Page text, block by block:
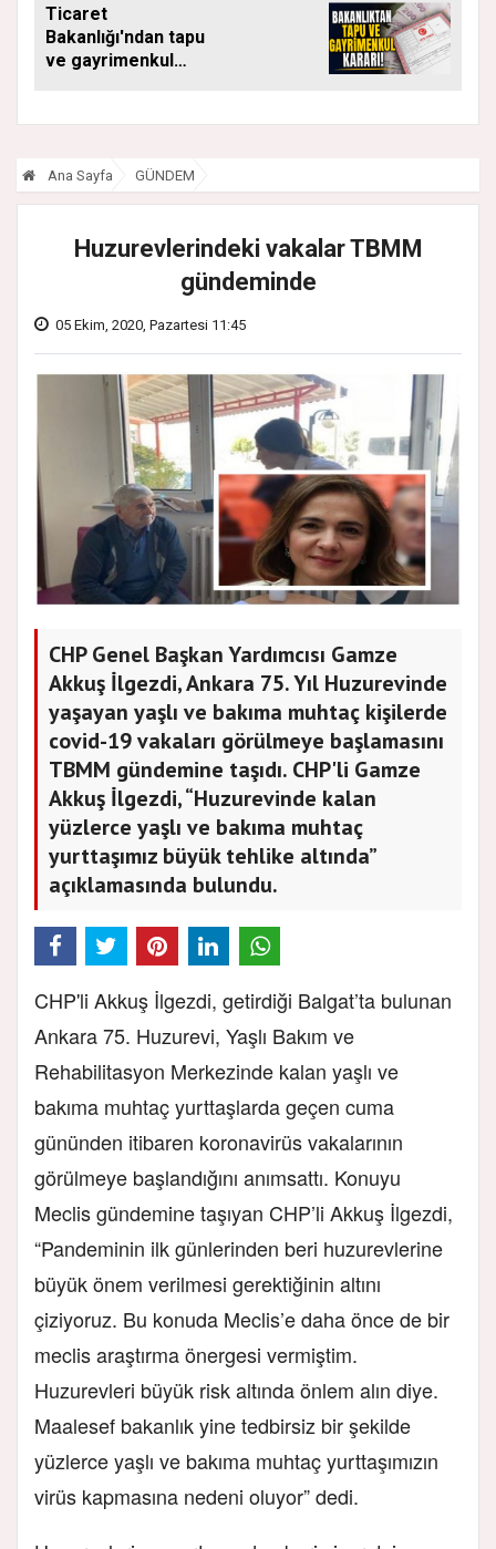
Ticaret
Bakanlığı'ndan tapu
ve gayrimenkul
yapamayacak
Ana Sayfa GÜNDEM
Huzurevlerindeki vakalar TBMM
gündeminde
05 Ekim, 2020, Pazartesi 11:45
CHP Genel Başkan Yardımcısı Gamze
Akkuş İlgezdi, Ankara 75. Yıl Huzurevinde
yaşayan yaşlı ve bakıma muhtaç kişilerde
covid-19 vakaları görülmeye başlamasını
TBMM gündemine taşıdı. CHP'li Gamze
Akkuş İlgezdi, “Huzurevinde kalan
yüzlerce yaşlı ve bakıma muhtaç
yurttaşımız büyük tehlike altında”
açıklamasında bulundu.
CHP'li Akkuş İlgezdi, getirdiği Balgat’ta bulunan
Ankara 75. Huzurevi, Yaşlı Bakım ve
Rehabilitasyon Merkezinde kalan yaşlı ve
bakıma muhtaç yurttaşlarda geçen cuma
gününden itibaren koronavirüs vakalarının
görülmeye başlandığını anımsattı. Konuyu
Meclis gündemine taşıyan CHP’li Akkuş İlgezdi,
“Pandeminin ilk günlerinden beri huzurevlerine
büyük önem verilmesi gerektiğinin altını
çiziyoruz. Bu konuda Meclis’e daha önce de bir
meclis araştırma önergesi vermiştim.
Huzurevleri büyük risk altında önlem alın diye.
Maalesef bakanlık yine tedbirsiz bir şekilde
yüzlerce yaşlı ve bakıma muhtaç yurttaşımızın
virüs kapmasına nedeni oluyor” dedi.